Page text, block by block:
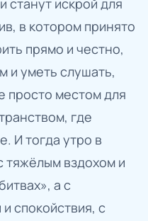
станут искрой для
в котором принято
прямо и честно,
и уметь слушать,
просто местом для
где
И тогда утро в
тяжёлым вздохом и
а с
спокойствия, с